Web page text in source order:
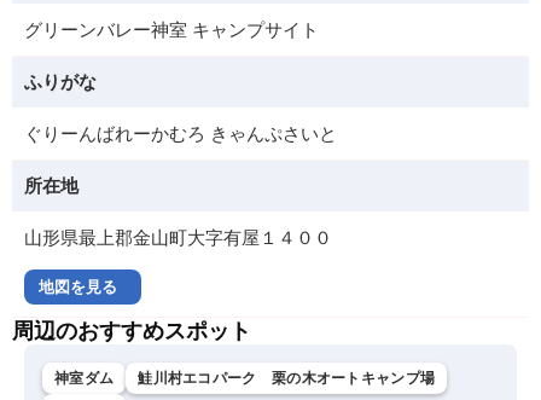
グリーンバレー神室 キャンプサイト
ふりがな
ぐりーんばれーかむろ きゃんぷさいと
所在地
山形県最上郡金山町大字有屋１４００
地図を見る
周辺のおすすめスポット
神室ダム
鮭川村エコパーク 栗の木オートキャンプ場